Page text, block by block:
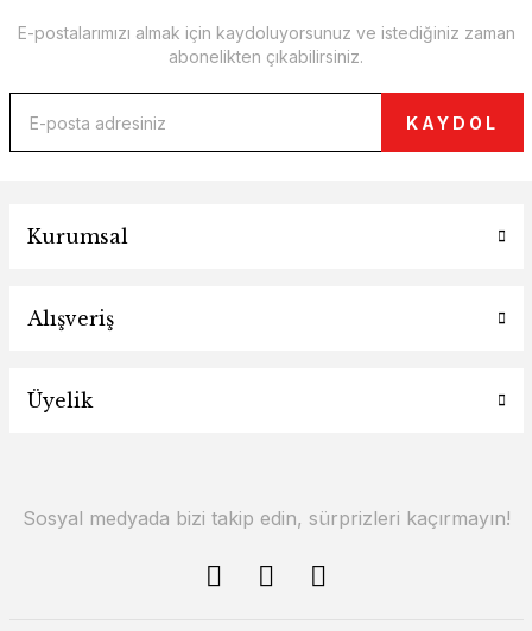
E-postalarımızı almak için kaydoluyorsunuz ve istediğiniz zaman
abonelikten çıkabilirsiniz.
KAYDOL
Kurumsal
Alışveriş
Üyelik
Sosyal medyada bizi takip edin, sürprizleri kaçırmayın!